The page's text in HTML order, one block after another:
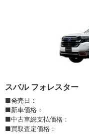
スバル フォレスター
発売日：
新車価格：
中古車総支払価格：
買取査定価格：